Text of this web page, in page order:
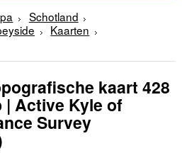
Schotland
Kaarten
kaart 428
| Active Kyle of
Survey